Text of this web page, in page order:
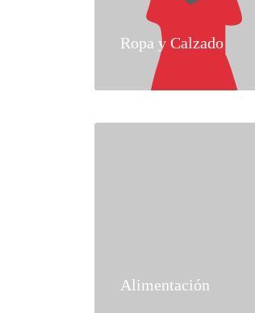
Ropa y Calzado
Alimentación